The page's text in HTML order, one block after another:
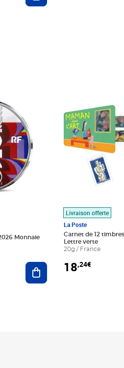
Monnaie
Ajouter au panier
Livraison offerte
La Poste
Carnet de 12
Lettre verte
20g / France
18,24€